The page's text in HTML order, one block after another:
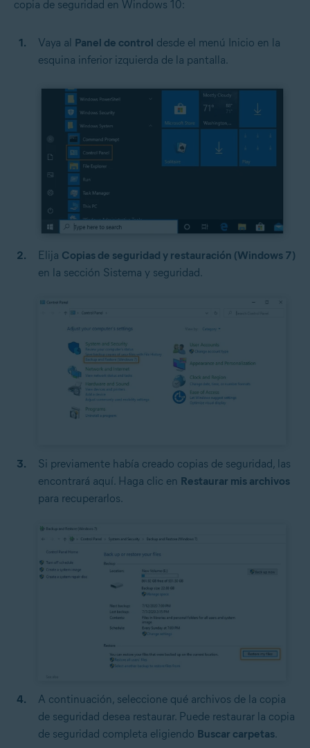
copia de seguridad en Windows 10:
Vaya al Panel de control desde el menú Inicio en la
esquina inferior izquierda de la pantalla.
Elija Copias de seguridad y restauración (Windows 7)
en la sección Sistema y seguridad.
Si previamente había creado copias de seguridad, las
encontrará aquí. Haga clic en Restaurar mis archivos
para recuperarlos.
A continuación, seleccione qué archivos de la copia
de seguridad desea restaurar. Puede restaurar la copia
de seguridad completa eligiendo Buscar carpetas.